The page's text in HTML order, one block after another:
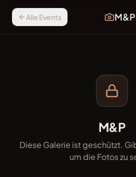
Alle Events M&P
M&P
Diese Galerie ist geschützt.
um die Fotos zu